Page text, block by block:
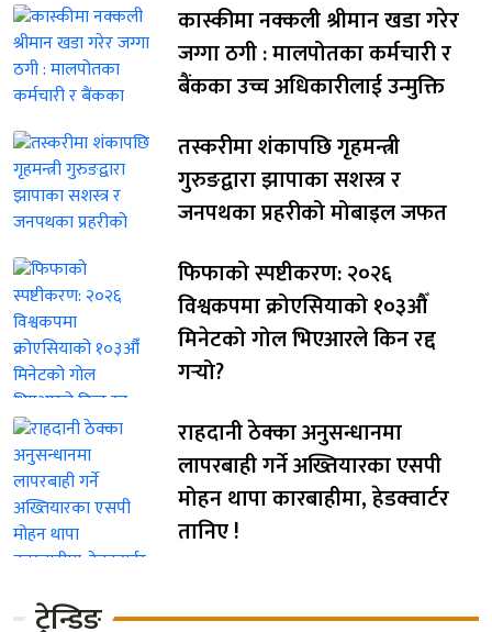
कास्कीमा नक्कली श्रीमान खडा गरेर
जग्गा ठगी : मालपोतका कर्मचारी र
बैंकका उच्च अधिकारीलाई उन्मुक्ति
तस्करीमा शंकापछि गृहमन्त्री
गुरुङद्वारा झापाका सशस्त्र र
जनपथका प्रहरीको मोबाइल जफत
फिफाको स्पष्टीकरण: २०२६
विश्वकपमा क्रोएसियाको १०३औँ
मिनेटको गोल भिएआरले किन रद्द
गर्‍यो?
राहदानी ठेक्का अनुसन्धानमा
लापरबाही गर्ने अख्तियारका एसपी
मोहन थापा कारबाहीमा, हेडक्वार्टर
तानिए !
ट्रेन्डिङ